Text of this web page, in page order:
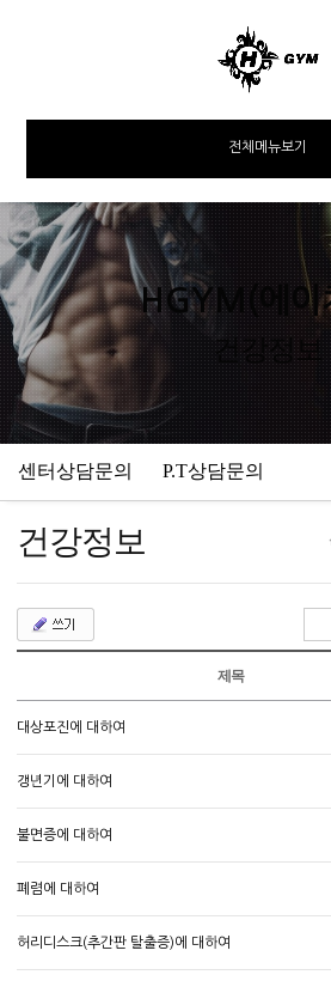
전체메뉴보기
HGYM(에이
건강정보
센터상담문의 P.T상담문의
건강정보
제목
대상포진에 대하여
갱년기에 대하여
불면증에 대하여
폐렴에 대하여
허리디스크(추간판 탈출증)에 대하여